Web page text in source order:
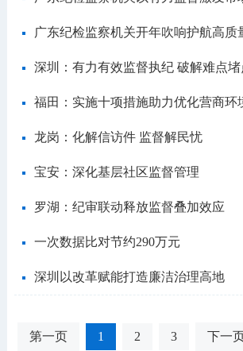
深圳：有力有效监督执纪 破解难点堵
福田：实施十项措施助力优化营商环
龙岗：化解信访件 监督解民忧
宝安：深化基层社区监督管理
罗湖：纪审联动释放监督叠加效应
一次数据比对节约290万元
深圳以改革赋能打造廉洁治理高地
第一页 1 2 3 下一